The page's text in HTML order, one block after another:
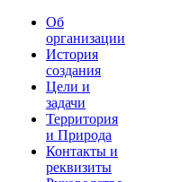
Об
организации
История
создания
Цели и
задачи
Территория
и Природа
Контакты и
реквизиты